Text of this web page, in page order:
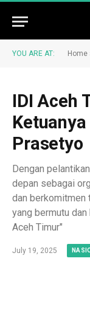
YOU ARE AT: Home
IDI Aceh
Prasetyo
Dengan
depan sebagai
dan berkomitmen
yang bermutu
Aceh Timur"
July 19, 2025